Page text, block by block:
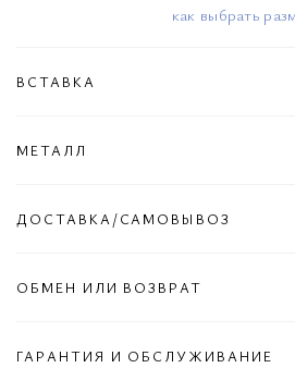
как выбрать
ВСТАВКА
МЕТАЛЛ
ДОСТАВКА/САМОВЫВОЗ
ОБМЕН ИЛИ ВОЗВРАТ
ГАРАНТИЯ И ОБСЛУЖИВАНИЕ